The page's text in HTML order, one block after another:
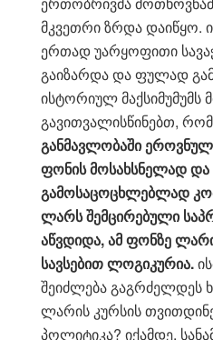
მკვეთრი ზრდა დაიწყო.
ერთად უარყოფითი
გაიზარდა და ფულად
ისტორიულ მაქსიმუმუმს
გავითვალისწინებთ, რომ
განმავლობაში
ფონის მოსახსნელად და
გამოსაცოცხლებლად
ლარს შემცირებული
აწვდიდა, ამ ფონზე
სავსებით ლოგიკურია.
შეიძლება გაგრძელდეს
ლარის კურსის
პოლიტიკა? იქამდე,